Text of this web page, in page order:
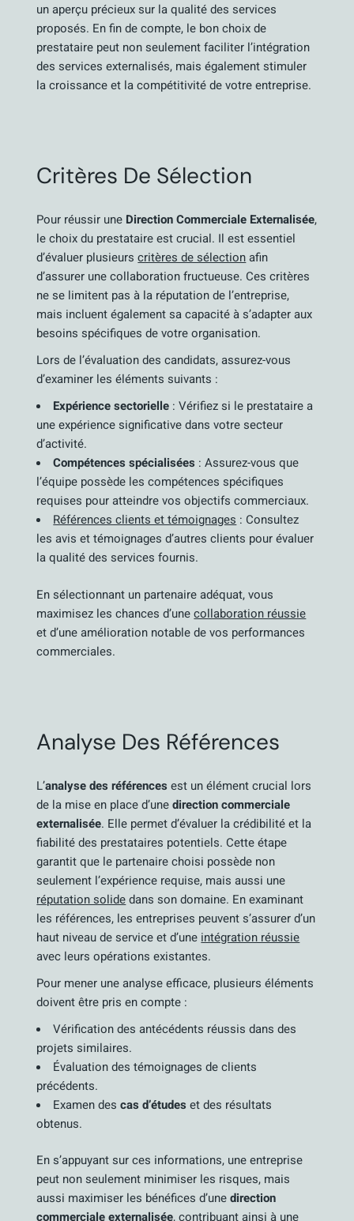
un aperçu précieux sur la qualité des services
proposés. En fin de compte, le bon choix de
prestataire peut non seulement faciliter l’intégration
des services externalisés, mais également stimuler
la croissance et la compétitivité de votre entreprise.
Critères De Sélection
Pour réussir une Direction Commerciale Externalisée,
le choix du prestataire est crucial. Il est essentiel
d’évaluer plusieurscritères de sélectionafin
d’assurer une collaboration fructueuse. Ces critères
ne se limitent pas à la réputation de l’entreprise,
mais incluent également sa capacité à s’adapter aux
besoins spécifiques de votre organisation.
Lors de l’évaluation des candidats, assurez-vous
d’examiner les éléments suivants :
Expérience sectorielle : Vérifiez si le prestataire a
une expérience significative dans votre secteur
d’activité.
Compétences spécialisées : Assurez-vous que
l’équipe possède les compétences spécifiques
requises pour atteindre vos objectifs commerciaux.
Références clients et témoignages : Consultez
les avis et témoignages d’autres clients pour évaluer
la qualité des services fournis.
En sélectionnant un partenaire adéquat, vous
maximisez les chances d’unecollaboration réussie
et d’une amélioration notable de vos performances
commerciales.
Analyse Des Références
L’analyse des références est un élément crucial lors
de la mise en place d’unedirection commerciale
externalisée. Elle permet d’évaluer la crédibilité et la
fiabilité des prestataires potentiels. Cette étape
garantit que le partenaire choisi possède non
seulement l’expérience requise, mais aussi une
réputation solidedans son domaine. En examinant
les références, les entreprises peuvent s’assurer d’un
haut niveau de service et d’une intégration réussie
avec leurs opérations existantes.
Pour mener une analyse efficace, plusieurs éléments
doivent être pris en compte :
Vérification des antécédents réussis dans des
projets similaires.
Évaluation des témoignages de clients
précédents.
Examen descas d’études et des résultats
obtenus.
En s’appuyant sur ces informations, une entreprise
peut non seulement minimiser les risques, mais
aussi maximiser les bénéfices d’unedirection
commerciale externalisée, contribuant ainsi à une